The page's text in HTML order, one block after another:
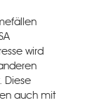
wird
Diese
auch mit